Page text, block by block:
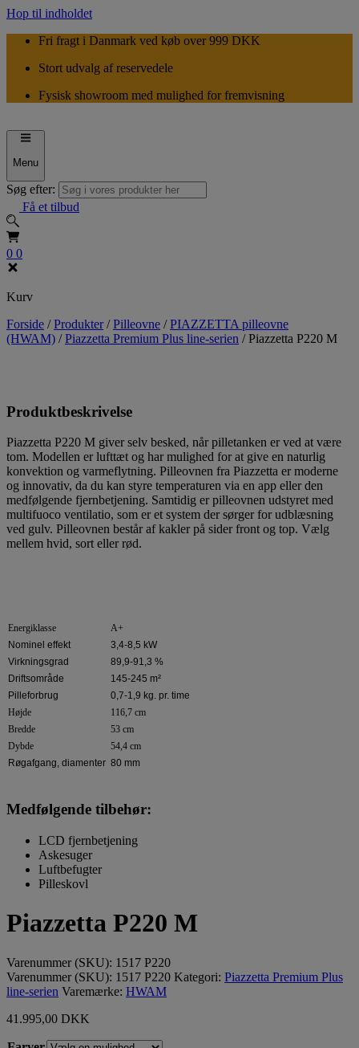
Hop til indholdet
Fri fragt i Danmark ved køb over 999 DKK
Stort udvalg af reservedele
Fysisk showroom med mulighed for fremvisning
Menu
Søg efter:
Få et tilbud
0 0
Kurv
Forside /Produkter /Pilleovne /PIAZZETTA pilleovne
(HWAM) /Piazzetta Premium Plus line-serien /Piazzetta P220 M
Produktbeskrivelse
Piazzetta P220 M giver selv besked, når pilletanken er ved at være
tom. Modellen er lufttæt og har mulighed for at give en naturlig
konvektion og varmeflytning. Pilleovnen fra Piazzetta er moderne
og innovativ, da du kan styre temperaturen via en app eller den
medfølgende fjernbetjening. Samtidig er pilleovnen udstyret med
multifuoco ventilatio, som er et system der sørger for udblæsning
ved gulv. Pilleovnen består af kakler på sider front og top. Vælg
mellem hvid, sort eller rød.
Energiklasse
A+
Nominel effekt
3,4-8,5 kW
Virkningsgrad
89,9-91,3 %
Driftsområde
145-245 m²
Pilleforbrug
0,7-1,9 kg. pr. time
Højde
116,7 cm
Bredde
53 cm
Dybde
54,4 cm
Røgafgang, diamenter 80 mm
Medfølgende tilbehør:
LCD fjernbetjening
Askesuger
Luftbefugter
Pilleskovl
Piazzetta P220 M
Varenummer (SKU): 1517 P220
Varenummer (SKU): 1517 P220 Kategori: Piazzetta Premium Plus
line-serien Varemærke: HWAM
41.995,00 DKK